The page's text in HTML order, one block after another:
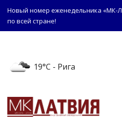
Новый номер еженедельника «МК-
по всей стране!
19°C - Рига